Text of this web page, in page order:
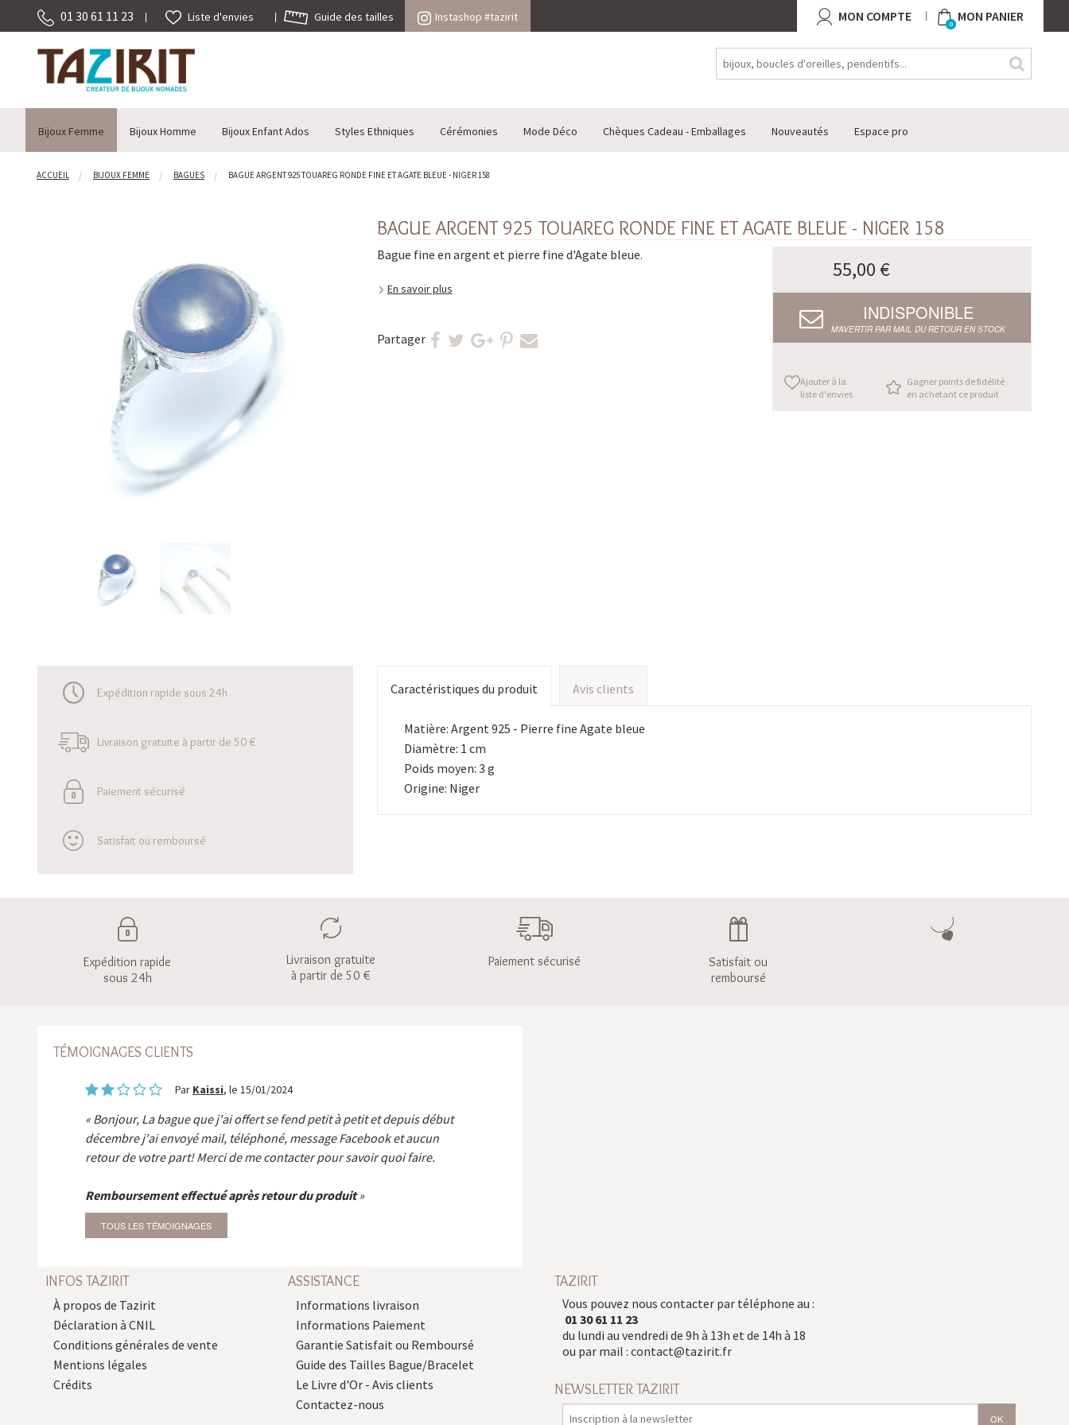
01 30 61 11 23 Liste d'envies Guide des tailles Instashop #tazirit MON COMPTE 0 MON PANIER
Bijoux Femme Bijoux Homme Bijoux Enfant Ados Styles Ethniques Cérémonies Mode Déco Chèques Cadeau - Emballages Nouveautés Espace pro
ACCUEIL BIJOUX FEMME BAGUES BAGUE ARGENT 925 TOUAREG RONDE FINE ET AGATE BLEUE - NIGER 158
BAGUE ARGENT 925 TOUAREG RONDE FINE ET AGATE BLEUE - NIGER 158
Bague fine en argent et pierre fine d'Agate bleue.
En savoir plus
Partager
55,00 €
INDISPONIBLE
M’AVERTIR PAR MAIL DU RETOUR EN STOCK
Ajouter à la
liste d'envies
Gagner points de fidélité
en achetant ce produit
Expédition rapide sous 24h
Livraison gratuite à partir de 50 €
Paiement sécurisé
Satisfait ou remboursé
Caractéristiques du produit Avis clients
Matière: Argent 925 - Pierre fine Agate bleue
Diamètre: 1 cm
Poids moyen: 3 g
Origine: Niger
Expédition rapide
sous 24h
Livraison gratuite
à partir de 50 €
Paiement sécurisé
Satisfait ou
remboursé
TÉMOIGNAGES CLIENTS
Par Kaissi, le 15/01/2024
Bonjour, La bague que j'ai offert se fend petit à petit et depuis début
décembre j'ai envoyé mail, téléphoné, message Facebook et aucun
retour de votre part! Merci de me contacter pour savoir quoi faire.
Remboursement effectué après retour du produit
TOUS LES TÉMOIGNAGES
INFOS TAZIRIT
À propos de Tazirit
Déclaration à CNIL
Conditions générales de vente
Mentions légales
Crédits
ASSISTANCE
Informations livraison
Informations Paiement
Garantie Satisfait ou Remboursé
Guide des Tailles Bague/Bracelet
Le Livre d'Or - Avis clients
Contactez-nous
TAZIRIT
Vous pouvez nous contacter par téléphone au :
01 30 61 11 23
du lundi au vendredi de 9h à 13h et de 14h à 18
ou par mail : contact@tazirit.fr
NEWSLETTER TAZIRIT